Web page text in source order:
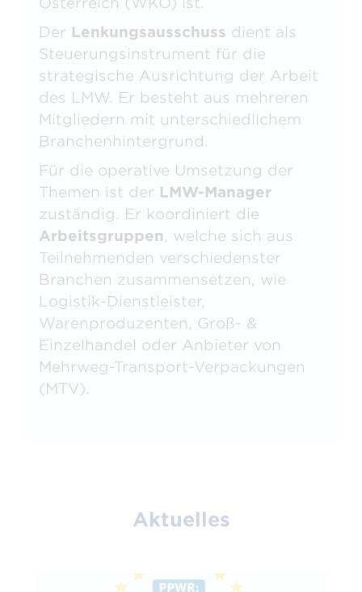
Der Lenkungsausschuss dient als
Steuerungsinstrument für die
strategische Ausrichtung der Arbeit
des LMW. Er besteht aus mehreren
Mitgliedern mit unterschiedlichem
Branchenhintergrund.
Für die operative Umsetzung der
Themen ist der LMW-Manager
zuständig. Er koordiniert die
Arbeitsgruppen, welche sich aus
Teilnehmenden verschiedenster
Branchen zusammensetzen, wie
Logistik-Dienstleister,
Warenproduzenten, Groß- &
Einzelhandel oder Anbieter von
Mehrweg-Transport-Verpackungen
(MTV).
Aktuelles